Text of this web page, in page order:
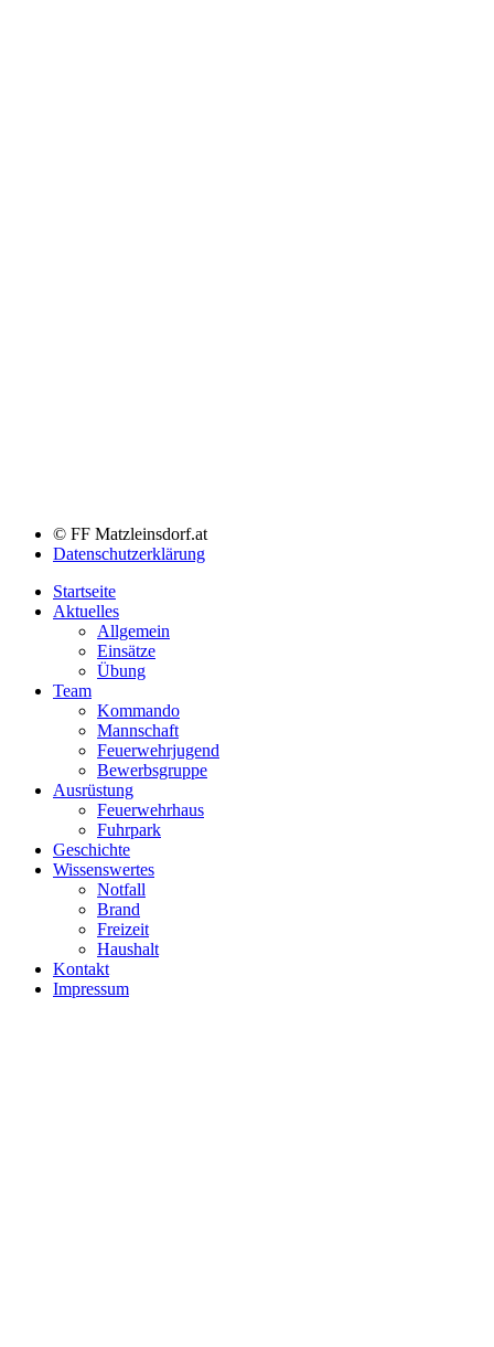
© FF Matzleinsdorf.at
Datenschutzerklärung
Startseite
Aktuelles
Allgemein
Einsätze
Übung
Team
Kommando
Mannschaft
Feuerwehrjugend
Bewerbsgruppe
Ausrüstung
Feuerwehrhaus
Fuhrpark
Geschichte
Wissenswertes
Notfall
Brand
Freizeit
Haushalt
Kontakt
Impressum